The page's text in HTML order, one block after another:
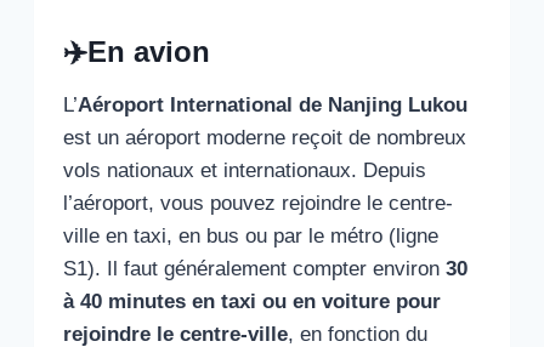
✈️En avion
L’Aéroport International de Nanjing Lukou
est un aéroport moderne reçoit de nombreux
vols nationaux et internationaux. Depuis
l’aéroport, vous pouvez rejoindre le centre-
ville en taxi, en bus ou par le métro (ligne
S1). Il faut généralement compter environ 30
à 40 minutes en taxi ou en voiture pour
rejoindre le centre-ville, en fonction du